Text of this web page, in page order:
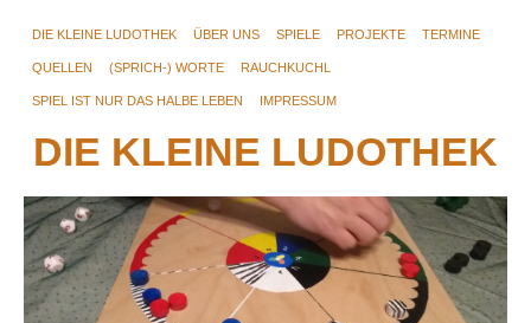
DIE KLEINE LUDOTHEK ÜBER UNS SPIELE PROJEKTE TERMINE
QUELLEN (SPRICH-) WORTE RAUCHKUCHL
SPIEL IST NUR DAS HALBE LEBEN IMPRESSUM
DIE KLEINE LUDOTHEK